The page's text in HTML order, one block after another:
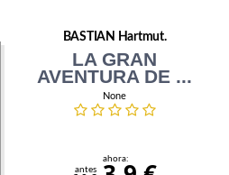
BASTIAN Hartmut.
LA GRAN
AVENTURA DE ...
None
antes
ahora: